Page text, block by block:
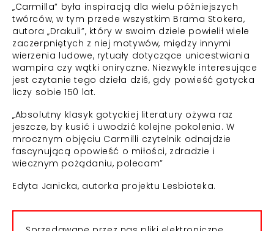
„Carmilla” była inspiracją dla wielu późniejszych
twórców, w tym przede wszystkim Brama Stokera,
autora „Drakuli”, który w swoim dziele powielił wiele
zaczerpniętych z niej motywów, między innymi
wierzenia ludowe, rytuały dotyczące unicestwiania
wampira czy wątki oniryczne. Niezwykle interesujące
jest czytanie tego dzieła dziś, gdy powieść gotycka
liczy sobie 150 lat.
„Absolutny klasyk gotyckiej literatury ożywa raz
jeszcze, by kusić i uwodzić kolejne pokolenia. W
mrocznym objęciu Carmilli czytelnik odnajdzie
fascynującą opowieść o miłości, zdradzie i
wiecznym pożądaniu, polecam”
Edyta Janicka, autorka projektu Lesbioteka.